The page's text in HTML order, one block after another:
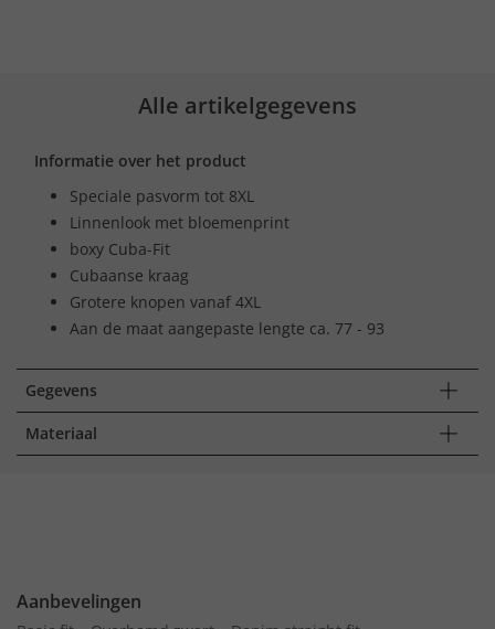
Alle artikelgegevens
Informatie over het product
Speciale pasvorm tot 8XL
Linnenlook met bloemenprint
boxy Cuba-Fit
Cubaanse kraag
Grotere knopen vanaf 4XL
Aan de maat aangepaste lengte ca. 77 - 93
Gegevens
Materiaal
Aanbevelingen